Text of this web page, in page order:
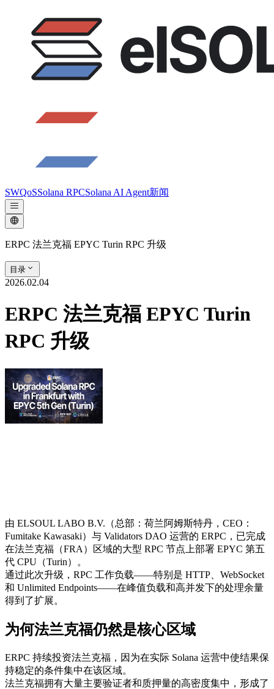
SWQoSSolana RPCSolana AI Agent新闻
ERPC 法兰克福 EPYC Turin RPC 升级
目录
2026.02.04
ERPC 法兰克福 EPYC Turin
RPC 升级
由 ELSOUL LABO B.V.（总部：荷兰阿姆斯特丹，CEO：
Fumitake Kawasaki）与 Validators DAO 运营的 ERPC，已完成
在法兰克福（FRA）区域的大型 RPC 节点上部署 EPYC 第五
代 CPU（Turin）。
通过此次升级，RPC 工作负载——特别是 HTTP、WebSocket
和 Unlimited Endpoints——在峰值负载和高并发下的处理余量
得到了扩展。
为何法兰克福仍然是核心区域
ERPC 持续投资法兰克福，因为在实际 Solana 运营中使结果保
持稳定的条件集中在该区域。
法兰克福拥有大量主要验证者和质押量的高密度集中，形成了